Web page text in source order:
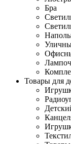
Бра
Товары для